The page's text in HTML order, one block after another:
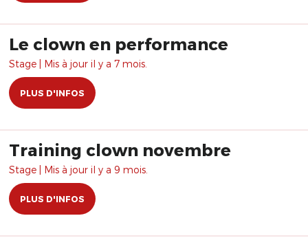
Le clown en performance
Stage | Mis à jour il y a 7 mois.
PLUS D'INFOS
Training clown novembre
Stage | Mis à jour il y a 9 mois.
PLUS D'INFOS